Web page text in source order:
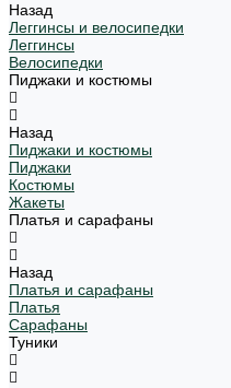
Назад
Леггинсы и велосипедки
Леггинсы
Велосипедки
Пиджаки и костюмы
Назад
Пиджаки и костюмы
Пиджаки
Костюмы
Жакеты
Платья и сарафаны
Назад
Платья и сарафаны
Платья
Сарафаны
Туники